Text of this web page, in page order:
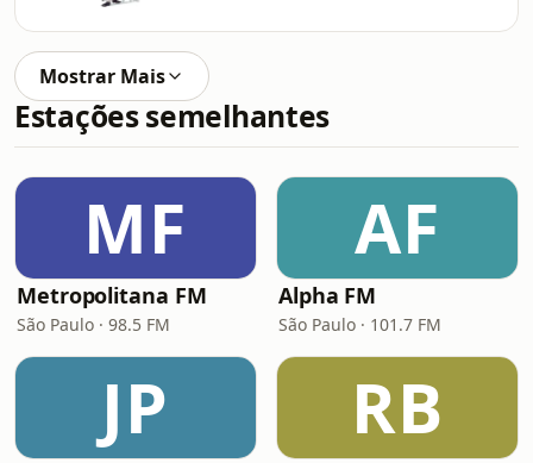
Mostrar Mais
Estações semelhantes
MF
Metropolitana FM
São Paulo · 98.5 FM
AF
Alpha FM
São Paulo · 101.7 FM
JP RB